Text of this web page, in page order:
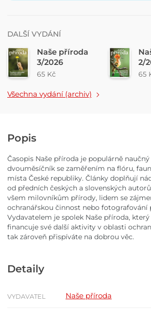
DALŠÍ VYDÁNÍ
Naše příroda
3/2026
65 Kč
2/
65
Všechna vydání (archiv)
Popis
Časopis Naše příroda je populárně
dvouměsíčník se zaměřením na flóru,
místa České republiky. Články doplňují
od předních českých a slovenských
všem milovníkům přírody, lidem se
ochranářskou činnost nebo fotografování
Vydavatelem je spolek Naše příroda,
financuje své další aktivity v oblasti
tak zároveň přispíváte na dobrou věc.
Detaily
VYDAVATEL Naše příroda